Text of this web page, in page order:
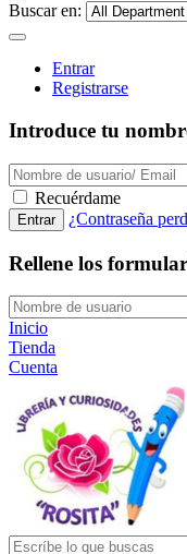
Buscar en:
Entrar
Registrarse
Introduce tu
Recuérdame
¿Contraseña
Rellene los
Inicio
Tienda
Cuenta